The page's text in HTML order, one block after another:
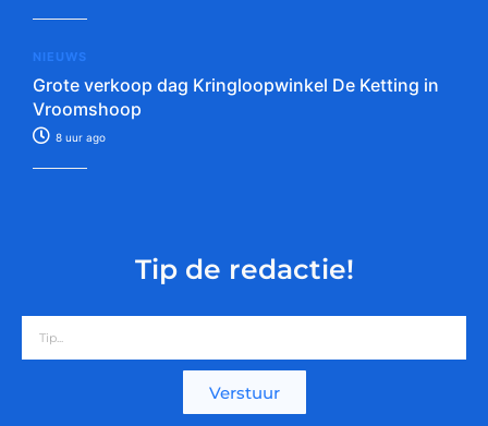
NIEUWS
Grote verkoop dag Kringloopwinkel De Ketting in
Vroomshoop
8 uur ago
Tip de redactie!
Verstuur